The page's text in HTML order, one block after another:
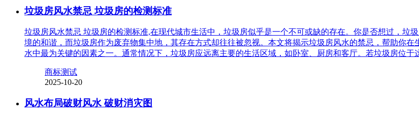
垃圾房风水禁忌 垃圾房的检测标准
垃圾房风水禁忌 垃圾房的检测标准,在现代城市生活中，垃圾房似乎是一个不可或缺的存在。你是否想过，垃
境的和谐，而垃圾房作为废弃物集中地，其存在方式却往往被忽视。本文将揭示垃圾房风水的禁忌，帮助你
水中最为关键的因素之一。通常情况下，垃圾房应远离主要的生活区域，如卧室、厨房和客厅。若垃圾房位于
商标测试
2025-10-20
风水布局破财风水 破财消灾图